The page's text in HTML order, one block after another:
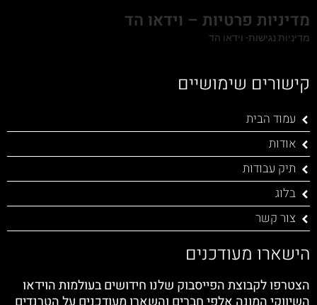
מדיניות פרטיות – וידאו הד
מדיניות נגישות- וידאו הד
קישורים שימושיים
עמוד הבית
אודות
תיק עבודות
בלוג
צור קשר
הישארו מעודכנים
הצטרפו לקבוצת הפייסבוק שלנו חידושים בעולמות הוידאו